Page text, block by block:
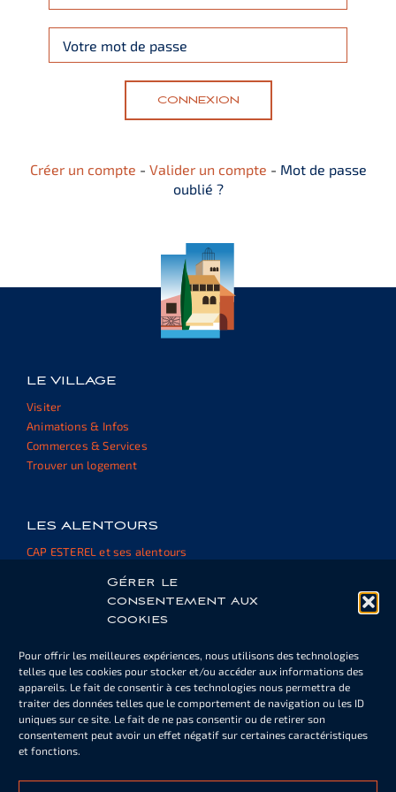
Gérer le
consentement aux
cookies
Pour offrir les meilleures expériences, nous utilisons des technologies
telles que les cookies pour stocker et/ou accéder aux informations des
appareils. Le fait de consentir à ces technologies nous permettra de
traiter des données telles que le comportement de navigation ou les ID
uniques sur ce site. Le fait de ne pas consentir ou de retirer son
consentement peut avoir un effet négatif sur certaines caractéristiques
et fonctions.
CONNEXION
Créer un compte - Valider un compte - Mot de passe
oublié ?
LE VILLAGE
Visiter
Animations & Infos
Commerces & Services
Trouver un logement
LES ALENTOURS
CAP ESTEREL et ses alentours
Cartes de piscine ou de parking
Informations
Documents